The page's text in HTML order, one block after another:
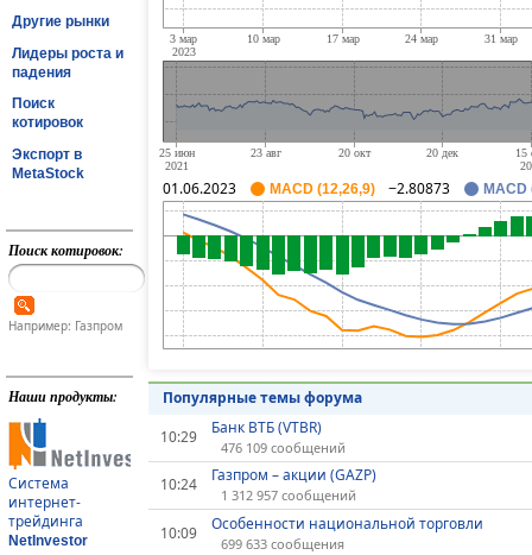
Другие рынки
Лидеры роста и
падения
Поиск
котировок
Экспорт в
MetaStock
Поиск котировок:
Например: Газпром
Наши продукты:
Система
интернет-
трейдинга
NetInvestor
01.06.2023 MACD (12,26,9) −2.80873 MACD
Популярные темы форума
10:29
Банк ВТБ (VTBR)
476 109 сообщений
10:24 Газпром – акции (GAZP)
1 312 957 сообщений
10:09 Особенности национальной торговли
699 633 сообщения